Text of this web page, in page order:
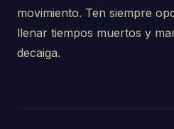
movimiento. Ten siempre
llenar tiempos muertos y
decaiga.